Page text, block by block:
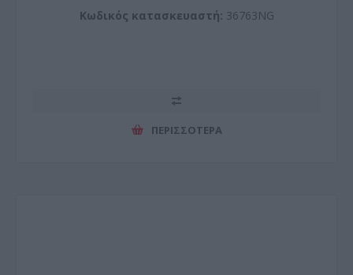
Κωδικός κατασκευαστή: 36763NG
ΠΕΡΙΣΣΌΤΕΡΑ